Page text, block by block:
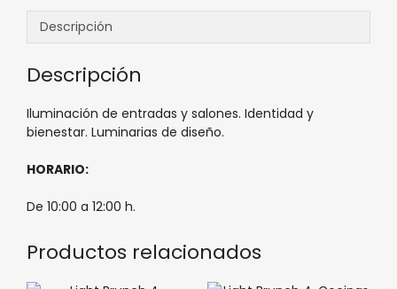
Descripción
Descripción
Iluminación de entradas y salones. Identidad y
bienestar. Luminarias de diseño.
HORARIO:
De 10:00 a 12:00 h.
Productos relacionados